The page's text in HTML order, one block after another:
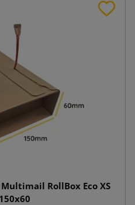
RollBox Eco XS